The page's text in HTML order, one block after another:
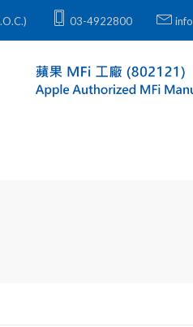
03-4922800